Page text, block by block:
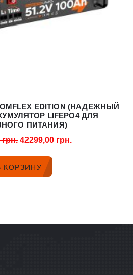
EDITION (НАДЕЖНЫЙ
LIFEPO4 ДЛЯ
ПИТАНИЯ)
грн. 42299,00 грн.
КОРЗИНУ